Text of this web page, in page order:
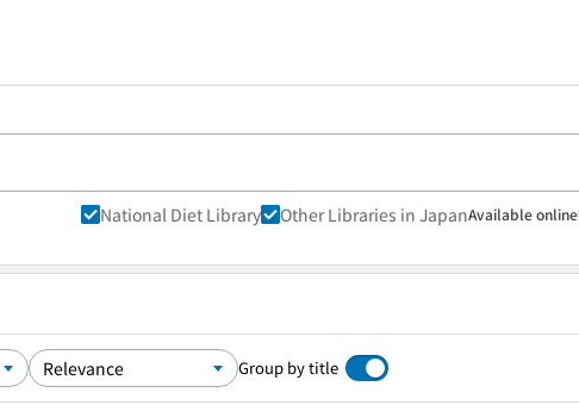
National Diet Library Other Libraries in JapanAvailable online
Group by title